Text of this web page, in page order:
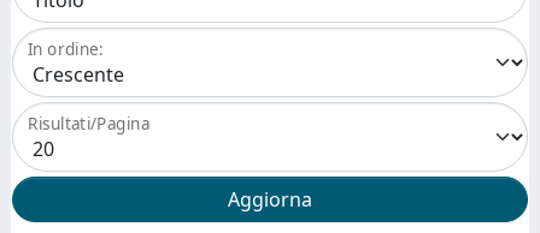
In ordine:
Risultati/Pagina